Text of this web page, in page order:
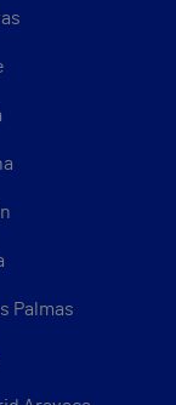
Palmas